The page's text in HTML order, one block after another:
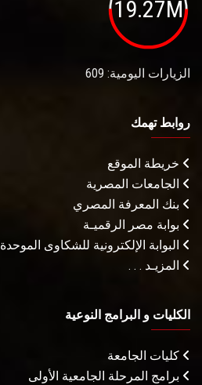
19.27M
الزيارات اليومية: 609
روابط تهمك
خريطة الموقع
الجامعات المصرية
بنك المعرفة المصري
بوابة مصر الرقميـة
البوابة الإلكترونية للشكاوى الموحدة
المزيـد . . .
الكليات و البرامج النوعية
كليات الجامعة
برامج المرحلة الجامعية الأولى